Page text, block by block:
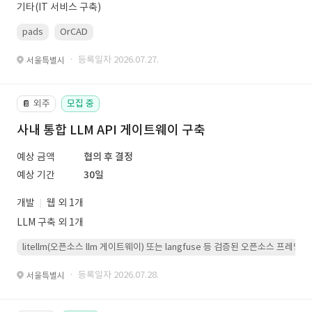
기타(IT 서비스 구축)
pads OrCAD
서울특별시 · 등록일자 2026.07.27.
📔 외주 모집 중
사내 통합 LLM API 게이트웨이 구축
예상 금액
협의 후 결정
예상 기간
30일
개발
웹 외 1개
LLM 구축 외 1개
litellm(오픈소스 llm 게이트웨이) 또는 langfuse 등 검증된 오픈소스 프레임워
서울특별시 · 등록일자 2026.07.28.